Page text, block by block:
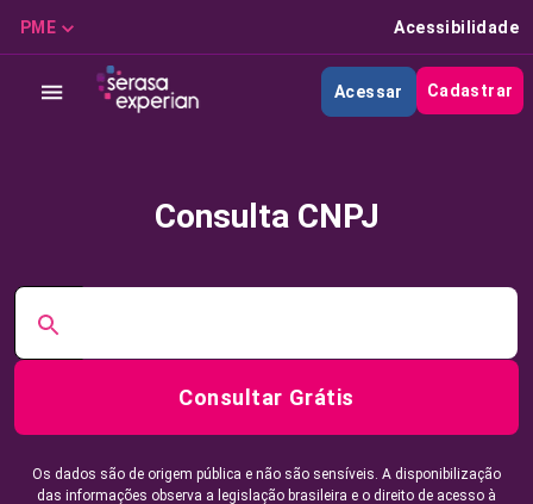
PME Acessibilidade
Acessar Cadastrar
Consulta CNPJ
Consultar Grátis
Os dados são de origem pública e não são sensíveis. A disponibilização
das informações observa a legislação brasileira e o direito de acesso à